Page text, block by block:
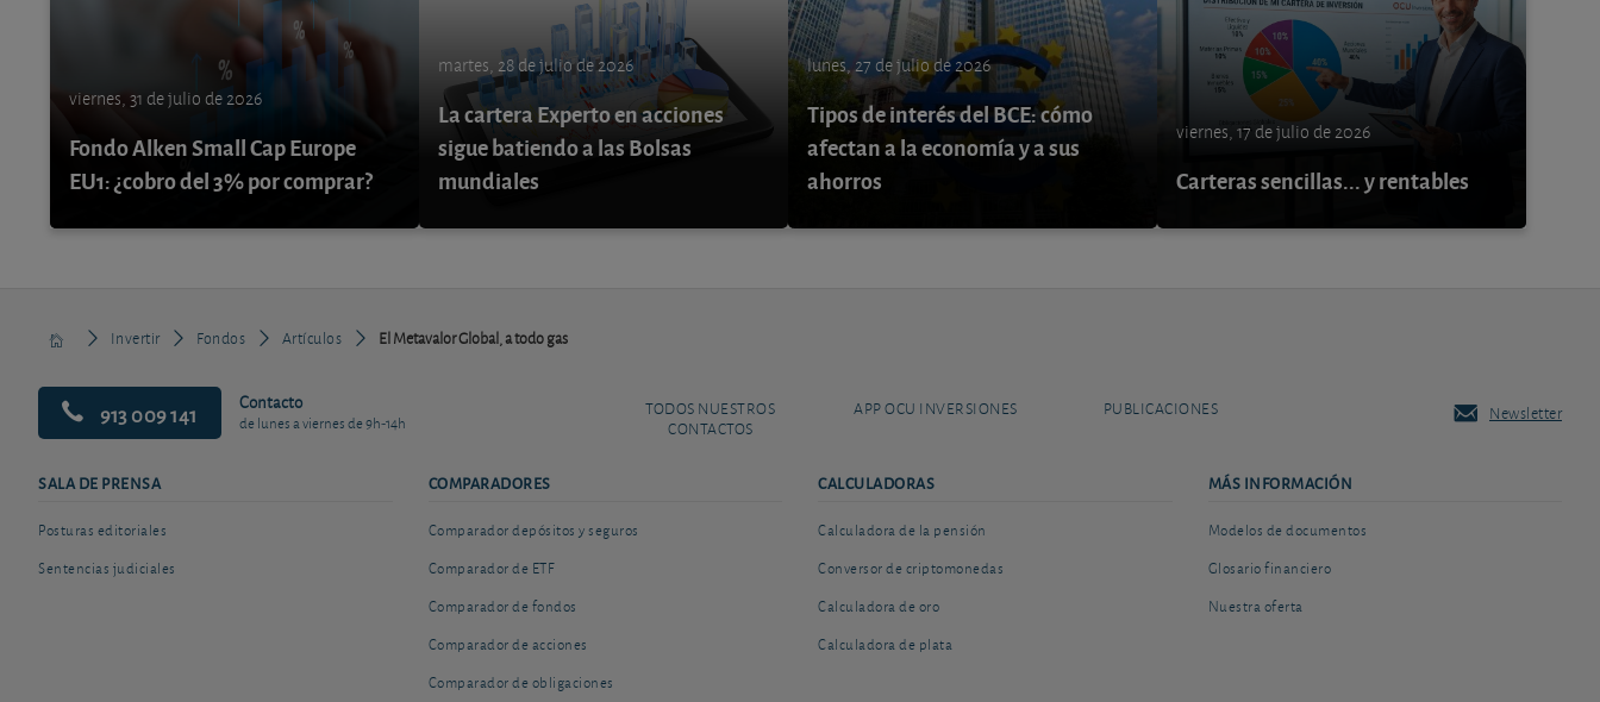
viernes, 31 de julio de 2026
Fondo Alken Small Cap Europe
EU1: ¿cobro del 3% por comprar?
martes, 28 de julio de 2026
La cartera Experto en acciones
sigue batiendo a las Bolsas
mundiales
lunes, 27 de julio de 2026
Tipos de interés del BCE: cómo
afectan a la economía y a sus
ahorros
viernes, 17 de julio de 2026
Carteras sencillas... y rentables
Invertir Fondos Artículos El Metavalor Global, a todo gas
913 009 141 Contacto
de lunes a viernes de 9h-14h
TODOS NUESTROS
CONTACTOS
APP OCU INVERSIONES PUBLICACIONES Newsletter
SALA DE PRENSA
Posturas editoriales
Sentencias judiciales
COMPARADORES
Comparador depósitos y seguros
Comparador de ETF
Comparador de fondos
Comparador de acciones
Comparador de obligaciones
CALCULADORAS
Calculadora de la pensión
Conversor de criptomonedas
Calculadora de oro
Calculadora de plata
MÁS INFORMACIÓN
Modelos de documentos
Glosario financiero
Nuestra oferta